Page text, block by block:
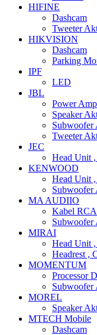
HIFINE
Dashcam
Tweeter
HIKVISION
Dashcam
Parking
IPF
LED
JBL
Power
Speaker
Subwoofer
Tweeter
JEC
Head Unit
KENWOOD
Head Unit
Subwoofer
MA AUDIIO
Kabel RCA
Subwoofer
MIRAI
Head Unit
Headrest ,
MOMENTUM
Processor
Subwoofer
MOREL
Speaker
MTECH Mobile
Dashcam